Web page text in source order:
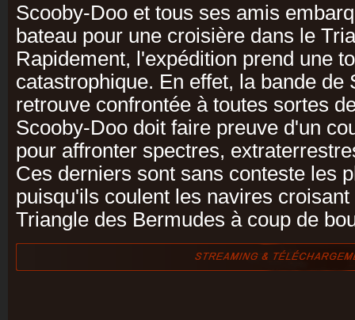
Scooby-Doo et tous ses amis
bateau pour une croisière dans le
Rapidement, l'expédition prend une
catastrophique. En effet, la bande de
retrouve confrontée à toutes sortes
Scooby-Doo doit faire preuve d'un
pour affronter spectres,
Ces derniers sont sans conteste les
puisqu'ils coulent les navires
Triangle des Bermudes à coup de